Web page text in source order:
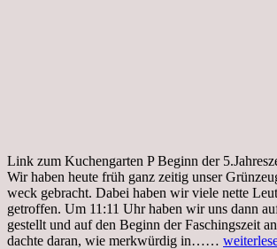
Link zum Kuchengarten P Beginn der
Wir haben heute früh ganz zeitig unser
weck gebracht. Dabei haben wir viele nette
getroffen. Um 11:11 Uhr haben wir uns dann
gestellt und auf den Beginn der Faschingszeit
dachte daran, wie merkwürdig in…… Tag…,